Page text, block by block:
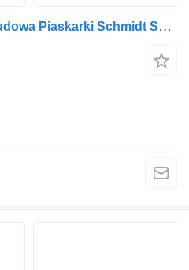
Schmidt Odnowiona Zabudowa Piaskarki Schmidt STRATOS (2022)